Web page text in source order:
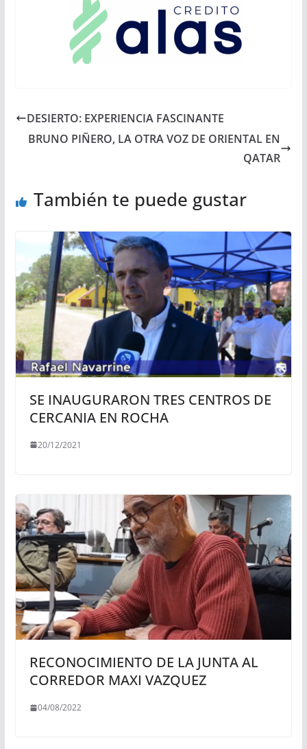
DESIERTO: EXPERIENCIA FASCINANTE
BRUNO PIÑERO, LA OTRA VOZ DE ORIENTAL EN
QATAR
También te puede gustar
SE INAUGURARON TRES CENTROS DE
CERCANIA EN ROCHA
20/12/2021
RECONOCIMIENTO DE LA JUNTA AL
CORREDOR MAXI VAZQUEZ
04/08/2022